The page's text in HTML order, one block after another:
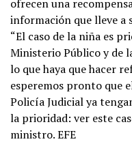
ofrecen una
información que lleve a
“El caso de la niña es
Ministerio Público y de
lo que haya que hacer
esperemos pronto que
Policía Judicial ya
la prioridad: ver este
ministro. EFE